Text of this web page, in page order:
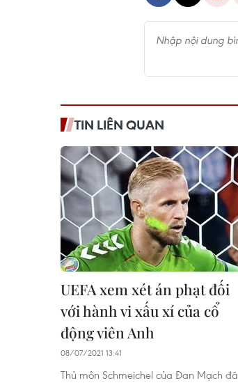
TIN LIÊN QUAN
UEFA xem xét án phạt đối
với hành vi xấu xí của cổ
động viên Anh
08/07/2021 13:41
Thủ môn Schmeichel của Đan Mạch đã